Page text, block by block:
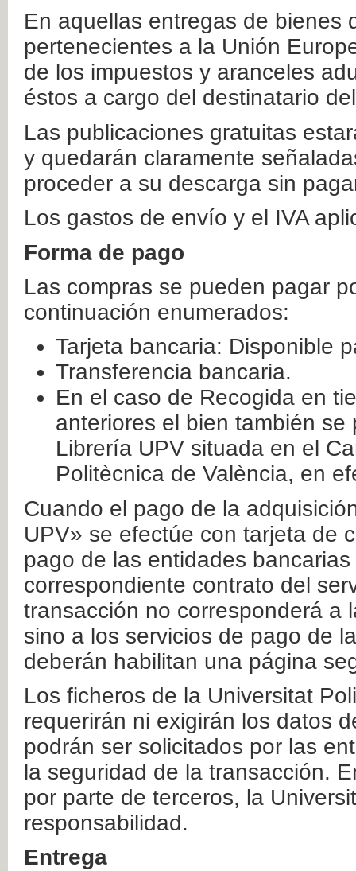
En aquellas entregas de bienes
pertenecientes a la Unión
de los impuestos y aranceles
éstos a cargo del destinatario
Las publicaciones gratuitas
y quedarán claramente
proceder a su descarga sin
Los gastos de envío y el IVA
Forma de pago
Las compras se pueden pagar
continuación enumerados:
Tarjeta bancaria: Disponible
Transferencia bancaria.
En el caso de Recogida en
anteriores el bien también
Librería UPV situada en el
Politècnica de València, en
Cuando el pago de la
UPV» se efectúe con tarjeta de
pago de las entidades
correspondiente contrato del
transacción no corresponderá a
sino a los servicios de pago de
deberán habilitan una página
Los ficheros de la Universitat
requerirán ni exigirán los datos
podrán ser solicitados por las
la seguridad de la transacción.
por parte de terceros, la
responsabilidad.
Entrega